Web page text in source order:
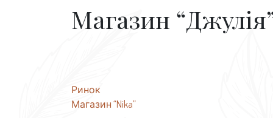
Магазин
Навігація
Ринок
Магазин “Nika”